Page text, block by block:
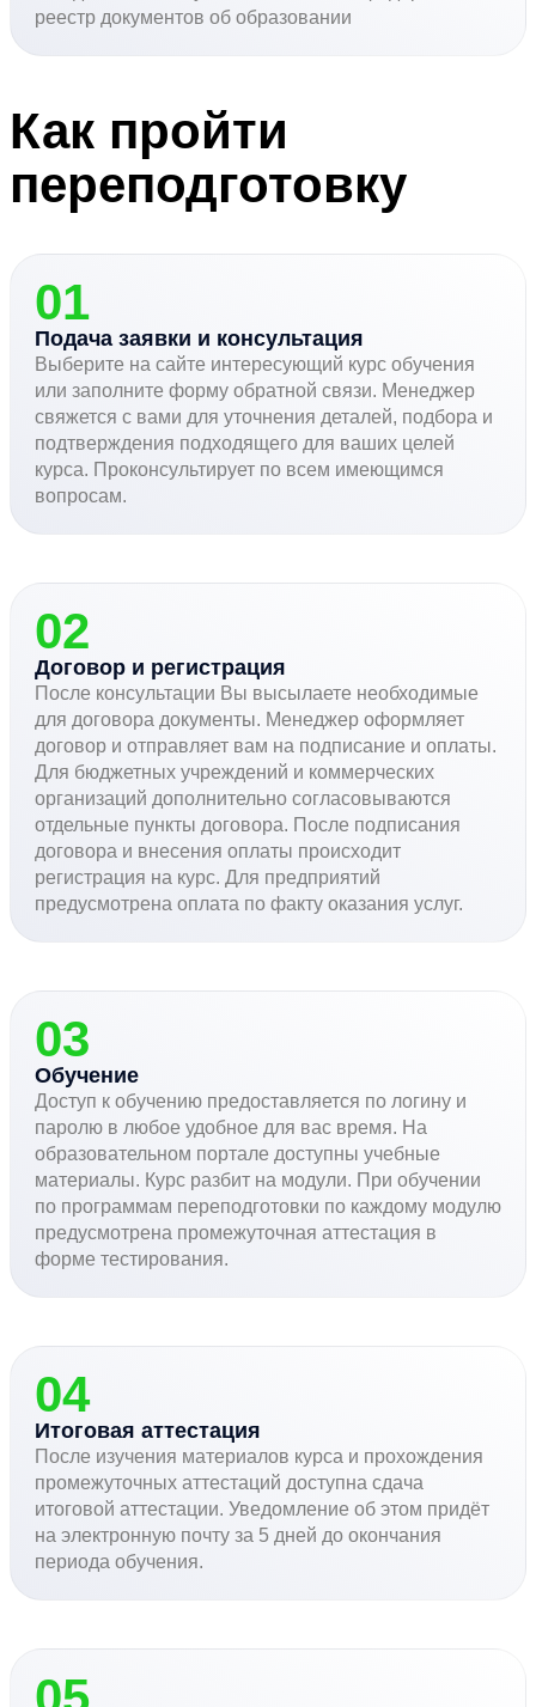
реестр документов об образовании
Как пройти
переподготовку
01
Подача заявки и консультация
Выберите на сайте интересующий курс обучения
или заполните форму обратной связи. Менеджер
свяжется с вами для уточнения деталей, подбора и
подтверждения подходящего для ваших целей
курса. Проконсультирует по всем имеющимся
вопросам.
02
Договор и регистрация
После консультации Вы высылаете необходимые
для договора документы. Менеджер оформляет
договор и отправляет вам на подписание и оплаты.
Для бюджетных учреждений и коммерческих
организаций дополнительно согласовываются
отдельные пункты договора. После подписания
договора и внесения оплаты происходит
регистрация на курс. Для предприятий
предусмотрена оплата по факту оказания услуг.
03
Обучение
Доступ к обучению предоставляется по логину и
паролю в любое удобное для вас время. На
образовательном портале доступны учебные
материалы. Курс разбит на модули. При обучении
по программам переподготовки по каждому модулю
предусмотрена промежуточная аттестация в
форме тестирования.
04
Итоговая аттестация
После изучения материалов курса и прохождения
промежуточных аттестаций доступна сдача
итоговой аттестации. Уведомление об этом придёт
на электронную почту за 5 дней до окончания
периода обучения.